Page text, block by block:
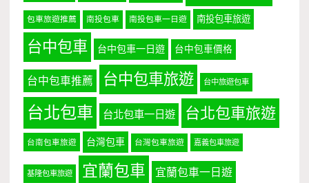
包車旅遊推薦 南投包車 南投包車一日遊 南投包車旅遊
台中包車 台中包車一日遊 台中包車價格
台中包車推薦 台中包車旅遊 台中旅遊包車
台北包車 台北包車一日遊 台北包車旅遊
台南包車旅遊 台灣包車 台灣包車旅遊 嘉義包車旅遊
基隆包車旅遊 宜蘭包車 宜蘭包車一日遊